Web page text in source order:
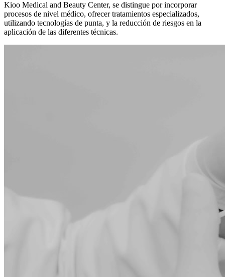
Kioo Medical and Beauty Center, se distingue por incorporar
procesos de nivel médico, ofrecer tratamientos especializados,
utilizando tecnologías de punta, y la reducción de riesgos en la
aplicación de las diferentes técnicas.